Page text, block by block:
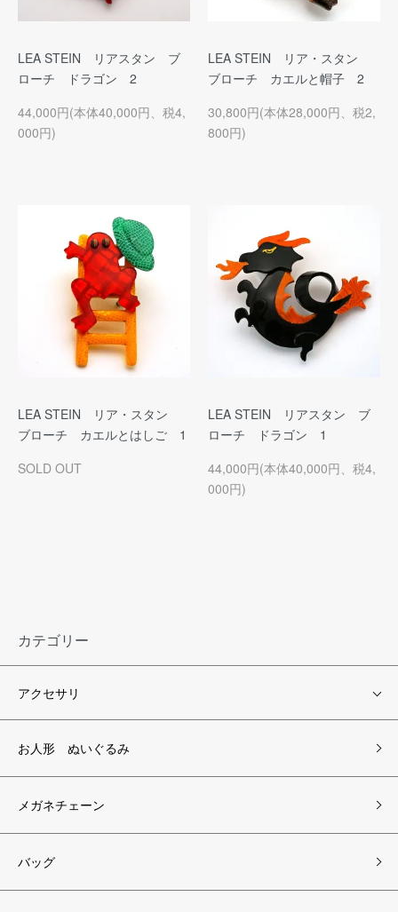
LEA STEIN リアスタン ブ
ローチ ドラゴン 2
44,000円(本体40,000円、税4,
000円)
LEA STEIN リア・スタン
ブローチ カエルと帽子 2
30,800円(本体28,000円、税2,
800円)
LEA STEIN リア・スタン
ブローチ カエルとはしご 1
SOLD OUT
LEA STEIN リアスタン ブ
ローチ ドラゴン 1
44,000円(本体40,000円、税4,
000円)
カテゴリー
アクセサリ
お人形 ぬいぐるみ
メガネチェーン
バッグ